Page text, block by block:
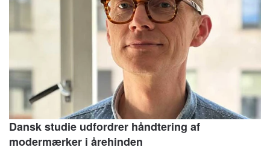
Dansk studie udfordrer håndtering af
modermærker i årehinden